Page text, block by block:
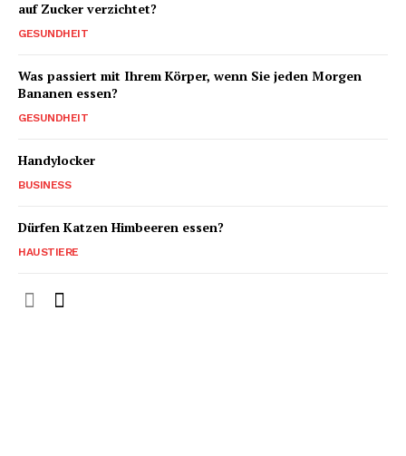
auf Zucker verzichtet?
GESUNDHEIT
Was passiert mit Ihrem Körper, wenn Sie jeden Morgen
Bananen essen?
GESUNDHEIT
Handylocker
BUSINESS
Dürfen Katzen Himbeeren essen?
HAUSTIERE